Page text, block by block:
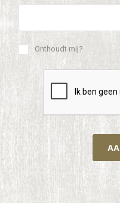
Onthoudt mij?